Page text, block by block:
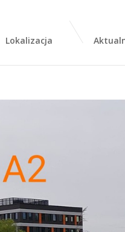
Lokalizacja